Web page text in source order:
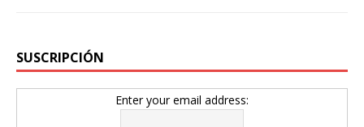
SUSCRIPCIÓN
Enter your email address: